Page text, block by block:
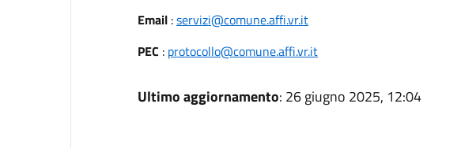
Email:servizi@comune.affi.vr.it
PEC : protocollo@comune.affi.vr.it
Ultimo aggiornamento: 26 giugno 2025, 12:04